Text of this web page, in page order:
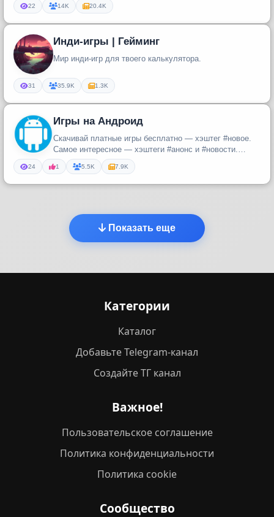
22 14K 20.4K
Инди-игры | Гейминг
Мир инди-игр для твоего калькулятора.
31 35.9K 1.3K
Игры на Андроид
Скачивай платные игры бесплатно — хэштег #новое.
Самое интересное — хэштеги #анонс и #новости.
Возникли проблемы со скач...
24 1 5.5K 7.9K
Показать еще
Категории
Каталог
Добавьте Telegram-канал
Создайте ТГ канал
Важное!
Пользовательское соглашение
Политика конфиденциальности
Политика cookie
Сообщество